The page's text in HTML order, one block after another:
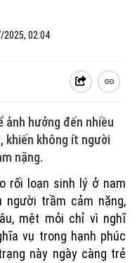
2025, 02:04
ảnh hưởng đến nhiều
khiến không ít người
nặng.
rối loạn sinh lý ở nam
người trầm cảm nặng,
mệt mỏi chỉ vì nghĩ
vụ trong hạnh phúc
này ngày càng trẻ